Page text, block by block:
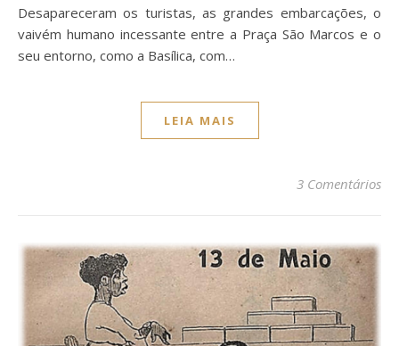
Desapareceram os turistas, as grandes embarcações, o
vaivém humano incessante entre a Praça São Marcos e o
seu entorno, como a Basílica, com…
LEIA MAIS
3 Comentários